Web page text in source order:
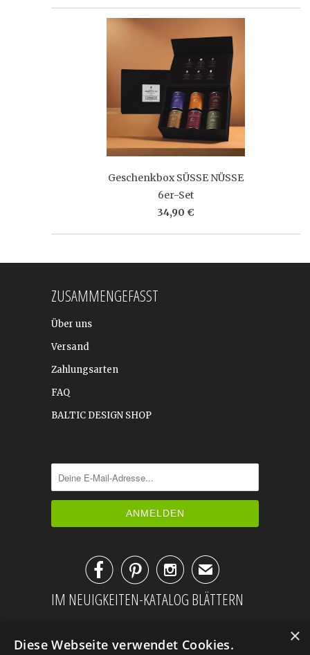
Geschenkbox SÜSSE NÜSSE
6er-Set
34,90 €
ZUSAMMENGEFASST
Über uns
Versand
Zahlungsarten
FAQ
BALTIC DESIGN SHOP
✉
IM NEUIGKEITEN-KATALOG BLÄTTERN
×
Diese Webseite verwendet Cookies.